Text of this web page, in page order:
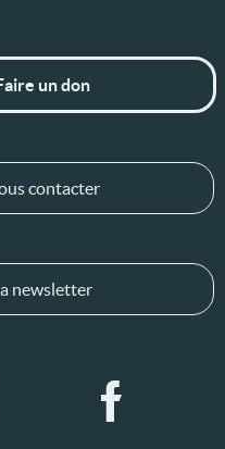
un don
contacter
newsletter